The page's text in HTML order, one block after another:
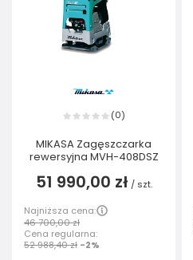
(0)
MIKASA Zagęszczarka
rewersyjna MVH-408DSZ
51 990,00 zł / szt.
Najniższa cena:
46 700,00 zł
Cena regularna:
52 988,40 zł -2%